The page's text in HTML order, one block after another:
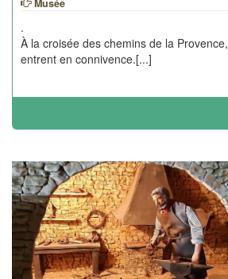
Musée
.
À la croisée des chemins de la
entrent en connivence.[...]